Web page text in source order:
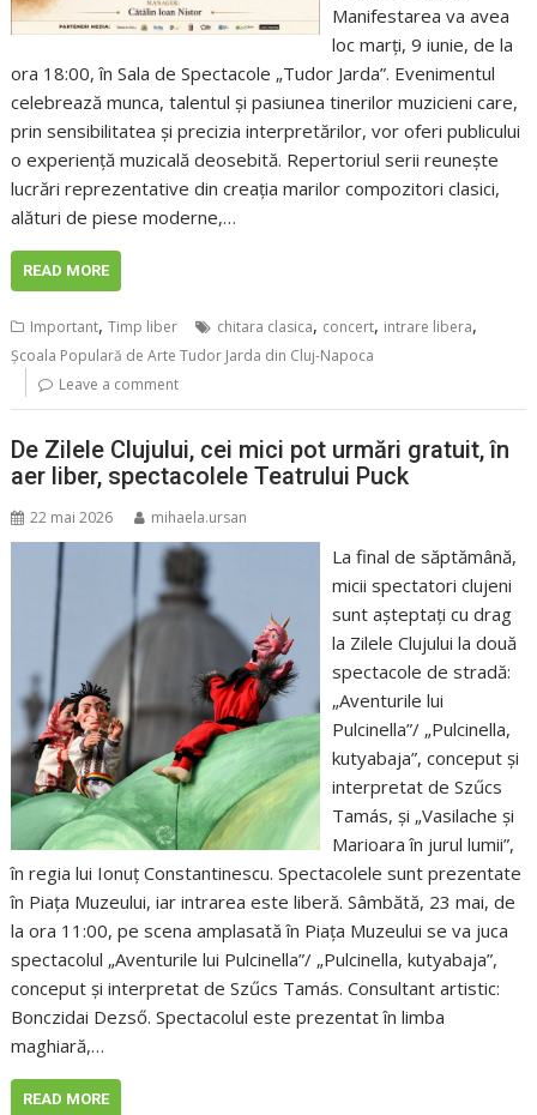
Manifestarea va avea
loc marți, 9 iunie, de la
ora 18:00, în Sala de Spectacole „Tudor Jarda”. Evenimentul
celebrează munca, talentul și pasiunea tinerilor muzicieni care,
prin sensibilitatea și precizia interpretărilor, vor oferi publicului
o experiență muzicală deosebită. Repertoriul serii reunește
lucrări reprezentative din creația marilor compozitori clasici,
alături de piese moderne,…
READ MORE
Important,Timp liber chitara clasica, concert, intrare libera,
Școala Populară de Arte Tudor Jarda din Cluj-Napoca
Leave a comment
De Zilele Clujului, cei mici pot urmări gratuit, în
aer liber, spectacolele Teatrului Puck
22 mai 2026 mihaela.ursan
La final de săptămână,
micii spectatori clujeni
sunt așteptați cu drag
la Zilele Clujului la două
spectacole de stradă:
„Aventurile lui
Pulcinella”/ „Pulcinella,
kutyabaja”, conceput și
interpretat de Szűcs
Tamás, și „Vasilache și
Marioara în jurul lumii”,
în regia lui Ionuț Constantinescu. Spectacolele sunt prezentate
în Piața Muzeului, iar intrarea este liberă. Sâmbătă, 23 mai, de
la ora 11:00, pe scena amplasată în Piața Muzeului se va juca
spectacolul „Aventurile lui Pulcinella”/ „Pulcinella, kutyabaja”,
conceput și interpretat de Szűcs Tamás. Consultant artistic:
Bonczidai Dezső. Spectacolul este prezentat în limba
maghiară,…
READ MORE